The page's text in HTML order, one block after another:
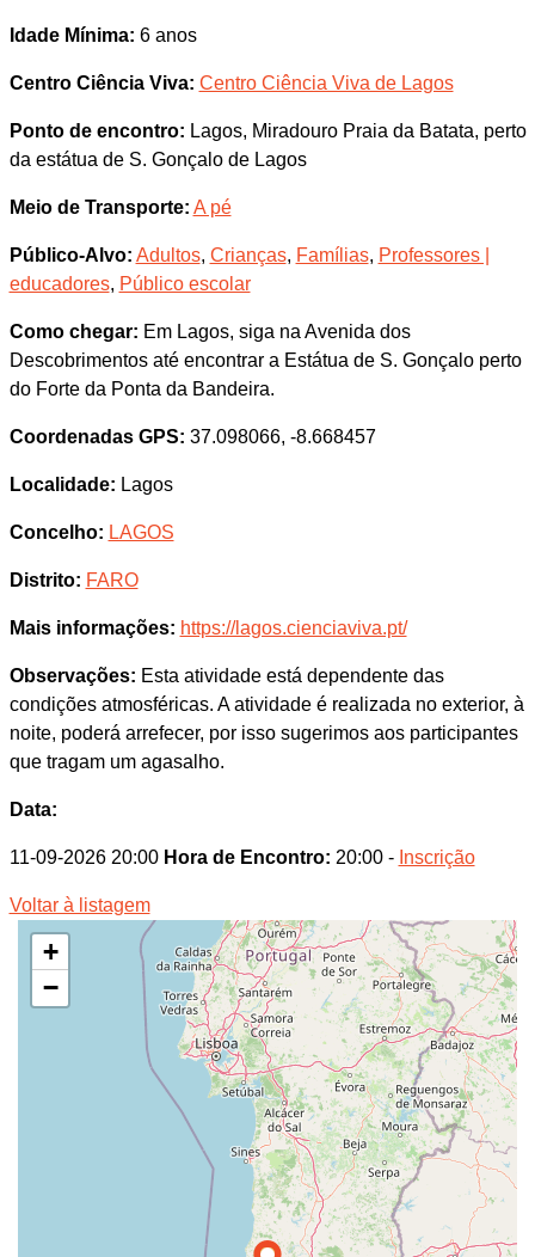
Idade Mínima: 6 anos
Centro Ciência Viva: Centro Ciência Viva de Lagos
Ponto de encontro: Lagos, Miradouro Praia da Batata, perto
da estátua de S. Gonçalo de Lagos
Meio de Transporte: A pé
Público-Alvo: Adultos, Crianças, Famílias, Professores |
educadores, Público escolar
Como chegar: Em Lagos, siga na Avenida dos
Descobrimentos até encontrar a Estátua de S. Gonçalo perto
do Forte da Ponta da Bandeira.
Coordenadas GPS: 37.098066, -8.668457
Localidade: Lagos
Concelho: LAGOS
Distrito: FARO
Mais informações: https://lagos.cienciaviva.pt/
Observações: Esta atividade está dependente das
condições atmosféricas. A atividade é realizada no exterior, à
noite, poderá arrefecer, por isso sugerimos aos participantes
que tragam um agasalho.
Data:
11-09-2026 20:00 Hora de Encontro: 20:00 - Inscrição
Voltar à listagem
+
−